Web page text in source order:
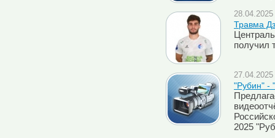
Травма
получил
"Рубин" -
2025